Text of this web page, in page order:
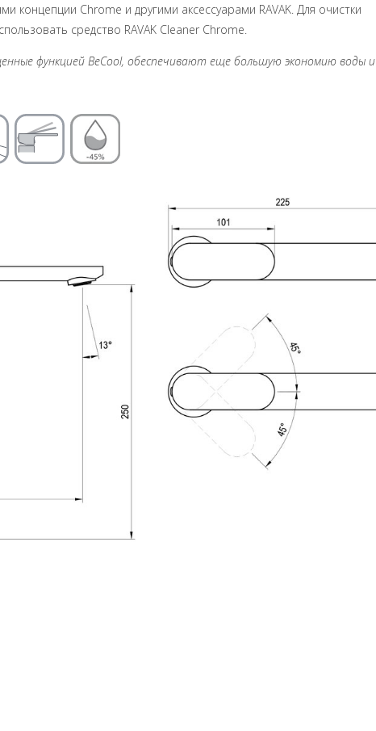
концепции Chrome и другими аксессуарами RAVAK. Для очистки
средство RAVAK Cleaner Chrome.
функцией BeCool, обеспечивают еще большую экономию воды и